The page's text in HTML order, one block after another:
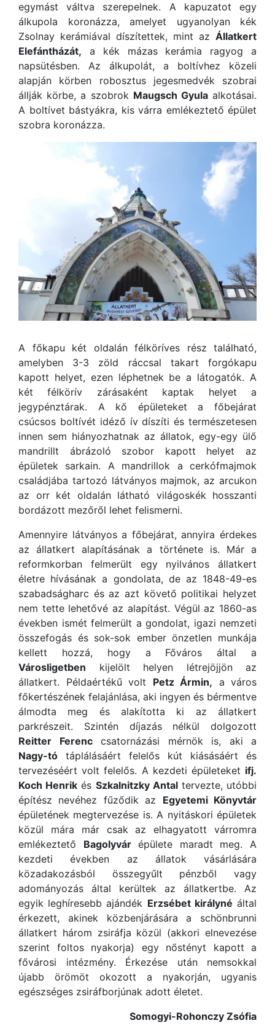
egymást váltva szerepelnek. A kapuzatot egy
álkupola koronázza, amelyet ugyanolyan kék
Zsolnay kerámiával díszítettek, mint az Állatkert
Elefántházát, a kék mázas kerámia ragyog a
napsütésben. Az álkupolát, a boltívhez közeli
alapján körben robosztus jegesmedvék szobrai
állják körbe, a szobrok Maugsch Gyulaalkotásai.
A boltívet bástyákra, kis várra emlékeztető épület
szobra koronázza.
A főkapu két oldalán félköríves rész található,
amelyben 3-3 zöld ráccsal takart forgókapu
kapott helyet, ezen léphetnek be a látogatók. A
két félkörív zárásaként kaptak helyet a
jegypénztárak. A kő épületeket a főbejárat
csúcsos boltívét idéző ív díszíti és természetesen
innen sem hiányozhatnak az állatok, egy-egy ülő
mandrillt ábrázoló szobor kapott helyet az
épületek sarkain. A mandrillok a cerkófmajmok
családjába tartozó látványos majmok, az arcukon
az orr két oldalán látható világoskék hosszanti
bordázott mezőről lehet felismerni.
Amennyire látványos a főbejárat, annyira érdekes
az állatkert alapításának a története is. Már a
reformkorban felmerült egy nyilvános állatkert
életre hívásának a gondolata, de az 1848-49-es
szabadságharc és az azt követő politikai helyzet
nem tette lehetővé az alapítást. Végül az 1860-as
években ismét felmerült a gondolat, igazi nemzeti
összefogás és sok-sok ember önzetlen munkája
kellett hozzá, hogy a Főváros által a
Városligetben kijelölt helyen létrejöjjön az
állatkert. Példaértékű volt Petz Ármin, a város
főkertészének felajánlása, aki ingyen és bérmentve
álmodta meg és alakította ki az állatkert
parkrészeit. Szintén díjazás nélkül dolgozott
Reitter Ferenccsatornázási mérnök is, aki a
Nagy-tó táplálásáért felelős kút kiásásáért és
tervezéséért volt felelős. A kezdeti épületeket ifj.
Koch Henrik és Szkalnitzky Antaltervezte, utóbbi
építész nevéhez fűződik az Egyetemi Könyvtár
épületének megtervezése is. A nyitáskori épületek
közül mára már csak az elhagyatott várromra
emlékeztető Bagolyvárépülete maradt meg. A
kezdeti években az állatok vásárlására
közadakozásból összegyűlt pénzből vagy
adományozás által kerültek az állatkertbe. Az
egyik leghíresebb ajándék Erzsébet királyné által
érkezett, akinek közbenjárására a schönbrunni
állatkert három zsiráfja közül (akkori elnevezése
szerint foltos nyakorja) egy nőstényt kapott a
fővárosi intézmény. Érkezése után nemsokkal
újabb örömöt okozott a nyakorján, ugyanis
egészséges zsiráfborjúnak adott életet.
Somogyi-Rohonczy Zsófia